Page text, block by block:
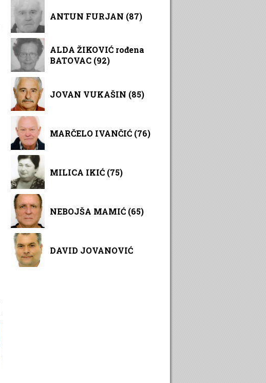
ANTUN FURJAN (87)
ALDA ŽIKOVIĆ rođena
BATOVAC (92)
JOVAN VUKAŠIN (85)
MARČELO IVANČIĆ (76)
MILICA IKIĆ (75)
NEBOJŠA MAMIĆ (65)
DAVID JOVANOVIĆ